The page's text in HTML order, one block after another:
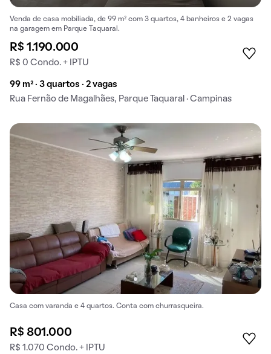
Venda de casa mobiliada, de 99 m² com 3 quartos, 4 banheiros e 2 vagas
na garagem em Parque Taquaral.
R$ 1.190.000
R$ 0 Condo. + IPTU
99 m² · 3 quartos · 2 vagas
Rua Fernão de Magalhães, Parque Taquaral · Campinas
Casa com varanda e 4 quartos. Conta com churrasqueira.
R$ 801.000
R$ 1.070 Condo. + IPTU